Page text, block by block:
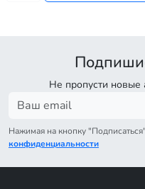
Не пропусти новые
Нажимая на кнопку
конфиденциальности